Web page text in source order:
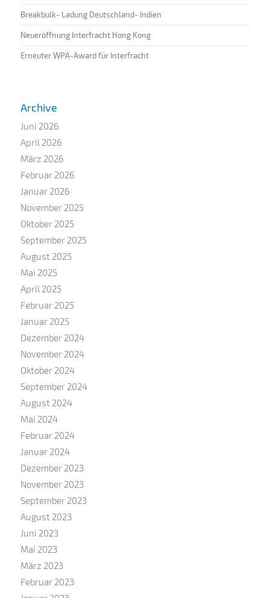
Breakbulk- Ladung Deutschland- Indien
Neueröffnung Interfracht Hong Kong
Erneuter WPA-Award für Interfracht
Archive
Juni 2026
April 2026
März 2026
Februar 2026
Januar 2026
November 2025
Oktober 2025
September 2025
August 2025
Mai 2025
April 2025
Februar 2025
Januar 2025
Dezember 2024
November 2024
Oktober 2024
September 2024
August 2024
Mai 2024
Februar 2024
Januar 2024
Dezember 2023
November 2023
September 2023
August 2023
Juni 2023
Mai 2023
März 2023
Februar 2023